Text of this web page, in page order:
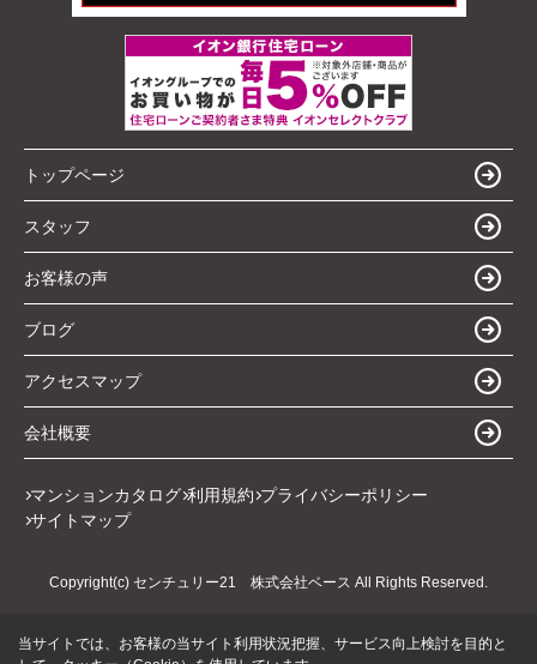
トップページ
スタッフ
お客様の声
ブログ
アクセスマップ
会社概要
マンションカタログ 利用規約 プライバシーポリシー
サイトマップ
Copyright(c) センチュリー21 株式会社ベース All Rights Reserved.
当サイトでは、お客様の当サイト利用状況把握、サービス向上検討を目的と